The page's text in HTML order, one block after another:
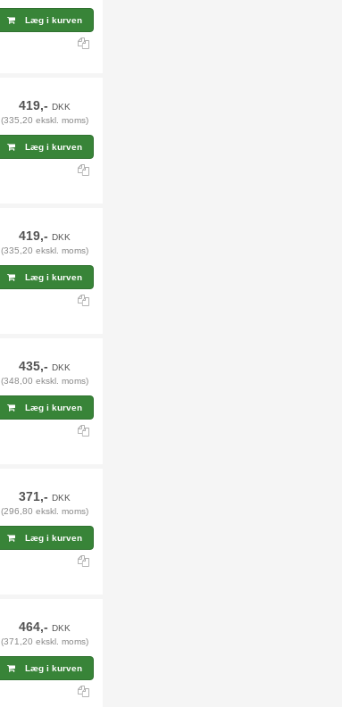
Læg i kurven
419,-DKK
(335,20 ekskl. moms)
Læg i kurven
419,-DKK
(335,20 ekskl. moms)
Læg i kurven
435,-DKK
(348,00 ekskl. moms)
Læg i kurven
371,-DKK
(296,80 ekskl. moms)
Læg i kurven
464,-DKK
(371,20 ekskl. moms)
Læg i kurven